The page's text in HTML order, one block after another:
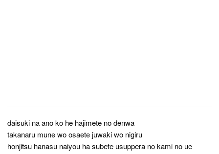
daisuki na ano ko he hajimete no denwa
takanaru mune wo osaete juwaki wo nigiru
honjitsu hanasu naiyou ha subete usuppera no kami no ue